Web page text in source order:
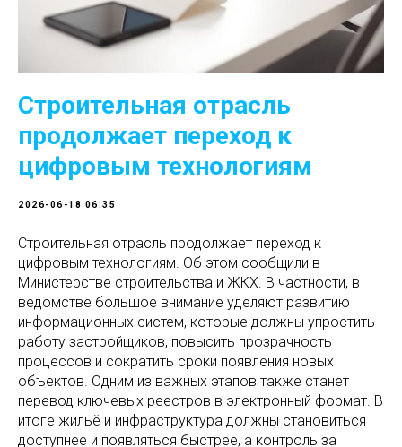
Строительная отрасль
продолжает переход к
цифровым технологиям
2026-06-18 06:35
Строительная отрасль продолжает переход к
цифровым технологиям. Об этом сообщили в
Министерстве строительства и ЖКХ. В частности, в
ведомстве большое внимание уделяют развитию
информационных систем, которые должны упростить
работу застройщиков, повысить прозрачность
процессов и сократить сроки появления новых
объектов. Одним из важных этапов также станет
перевод ключевых реестров в электронный формат. В
итоге жильё и инфраструктура должны становиться
доступнее и появляться быстрее, а контроль за